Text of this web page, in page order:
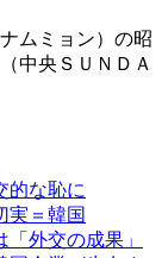
ムミョン）の昭
中央ＳＵＮＤＡ
的な恥に
実＝韓国
外交の成果」